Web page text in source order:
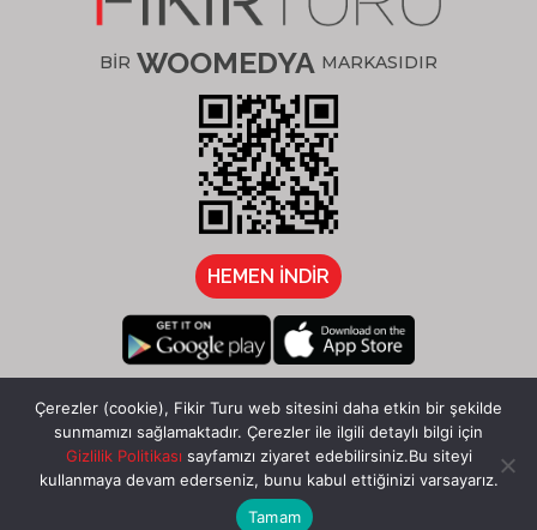
BİR WOOMEDYA MARKASIDIR
HEMEN İNDİR
Çerezler (cookie), Fikir Turu web sitesini daha etkin bir şekilde
sunmamızı sağlamaktadır. Çerezler ile ilgili detaylı bilgi için
Gizlilik Politikası sayfamızı ziyaret edebilirsiniz.Bu siteyi
kullanmaya devam ederseniz, bunu kabul ettiğinizi varsayarız.
Tamam